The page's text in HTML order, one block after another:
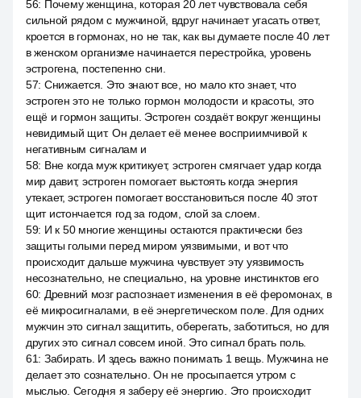
56: Почему женщина, которая 20 лет чувствовала себя
сильной рядом с мужчиной, вдруг начинает угасать ответ,
кроется в гормонах, но не так, как вы думаете после 40 лет
в женском организме начинается перестройка, уровень
эстрогена, постепенно сни.
57: Снижается. Это знают все, но мало кто знает, что
эстроген это не только гормон молодости и красоты, это
ещё и гормон защиты. Эстроген создаёт вокруг женщины
невидимый щит. Он делает её менее восприимчивой к
негативным сигналам и
58: Вне когда муж критикует, эстроген смягчает удар когда
мир давит, эстроген помогает выстоять когда энергия
утекает, эстроген помогает восстановиться после 40 этот
щит истончается год за годом, слой за слоем.
59: И к 50 многие женщины остаются практически без
защиты голыми перед миром уязвимыми, и вот что
происходит дальше мужчина чувствует эту уязвимость
несознательно, не специально, на уровне инстинктов его
60: Древний мозг распознает изменения в её феромонах, в
её микросигналами, в её энергетическом поле. Для одних
мужчин это сигнал защитить, оберегать, заботиться, но для
других это сигнал совсем иной. Это сигнал брать поль.
61: Забирать. И здесь важно понимать 1 вещь. Мужчина не
делает это сознательно. Он не просыпается утром с
мыслью. Сегодня я заберу её энергию. Это происходит